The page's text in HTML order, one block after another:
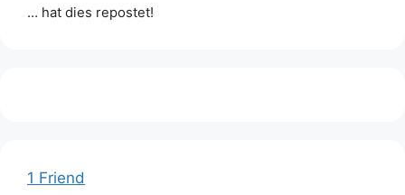
… hat dies repostet!
1 Friend